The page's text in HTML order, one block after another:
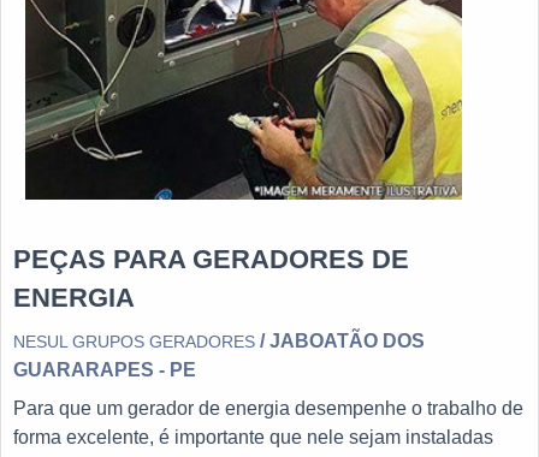
PEÇAS PARA GERADORES DE
ENERGIA
NESUL GRUPOS GERADORES / JABOATÃO DOS
GUARARAPES - PE
Para que um gerador de energia desempenhe o trabalho de
forma excelente, é importante que nele sejam instaladas